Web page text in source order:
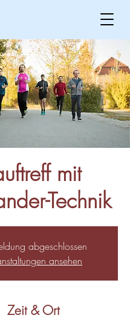
mit
Technik
abgeschlossen
ansehen
Zeit & Ort